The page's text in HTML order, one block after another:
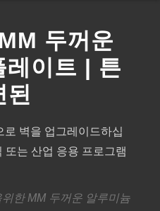
두꺼운
레이트 | 튼
된
벽을 업그레이드하십
또는 산업 응용 프로그램
한 MM 두꺼운 알루미늄